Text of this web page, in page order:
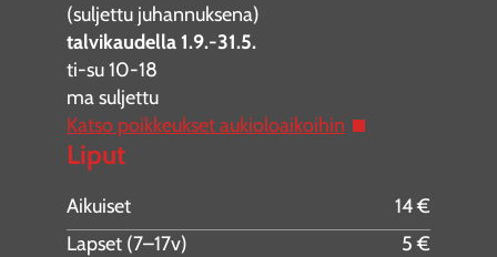
(suljettu juhannuksena)
talvikaudella 1.9.-31.5.
ti-su 10-18
ma suljettu
Katso poikkeukset aukioloaikoihin
Liput
Aikuiset
14 €
Lapset (7–17v)
5 €